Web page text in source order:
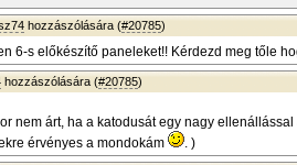
hozzászólására (#20785)
6-s előkészítő paneleket!! Kérdezd meg tőle
hozzászólására (#20785)
nem árt, ha a katodusát egy nagy
érvényes a mondokám
. )